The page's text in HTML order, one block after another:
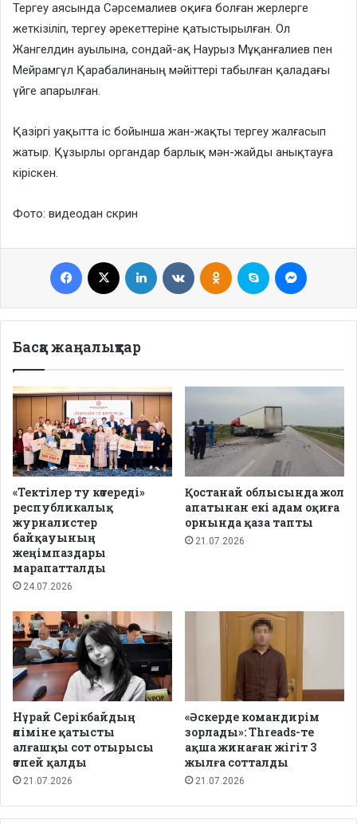
Тергеу аясында Сәрсемалиев оқиға болған жерлерге
жеткізіліп, тергеу әрекеттеріне қатыстырылған. Ол
Жангелдин ауылына, сондай-ақ Наурыз Мұқанғалиев пен
Мейрамгүл Қарабалинаның мәйіттері табылған қаладағы
үйге апарылған.
Қазіргі уақытта іс бойынша жан-жақты тергеу жалғасып
жатыр. Құзырлы органдар барлық мән-жайды анықтауға
кіріскен.
Фото: видеодан скрин
Facebook LinkedIn VKontakteOdnoklassniki
Skype
Басқа жаңалықтар
«Тектілер ту көтереді»
республикалық
журналистер
байқауының
жеңімпаздары
марапатталды
24.07.2026
Қостанай облысында жол
апатынан екі адам оқиға
орнында қаза тапты
21.07.2026
Нұрай Серікбайдың
өліміне қатысты
алғашқы сот отырысы
өтпей қалды
21.07.2026
«Әскерде командирім
зорлады»: Threads-те
ақша жинаған жігіт 3
жылға сотталды
21.07.2026